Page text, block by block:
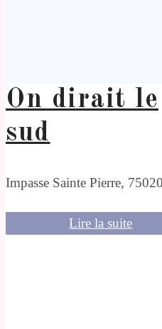
On dirait le
sud
Impasse Sainte Pierre, 75020
Lire la suite